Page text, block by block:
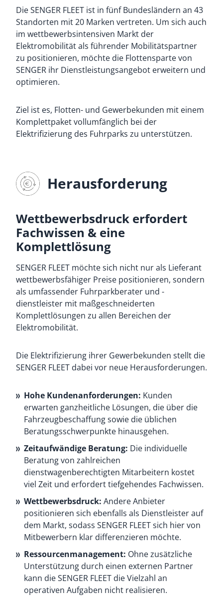
Die SENGER FLEET ist in fünf Bundesländern an 43
Standorten mit 20 Marken vertreten. Um sich auch
im wettbewerbsintensiven Markt der
Elektromobilität als führender Mobilitätspartner
zu positionieren, möchte die Flottensparte von
SENGER ihr Dienstleistungsangebot erweitern und
optimieren.
Ziel ist es, Flotten- und Gewerbekunden mit einem
Komplettpaket vollumfänglich bei der
Elektrifizierung des Fuhrparks zu unterstützen.
Herausforderung
Wettbewerbsdruck erfordert
Fachwissen & eine
Komplettlösung
SENGER FLEET möchte sich nicht nur als Lieferant
wettbewerbsfähiger Preise positionieren, sondern
als umfassender Fuhrparkberater und -
dienstleister mit maßgeschneiderten
Komplettlösungen zu allen Bereichen der
Elektromobilität.
Die Elektrifizierung ihrer Gewerbekunden stellt die
SENGER FLEET dabei vor neue Herausforderungen.
Hohe Kundenanforderungen: Kunden
erwarten ganzheitliche Lösungen, die über die
Fahrzeugbeschaffung sowie die üblichen
Beratungsschwerpunkte hinausgehen.
Zeitaufwändige Beratung: Die individuelle
Beratung von zahlreichen
dienstwagenberechtigten Mitarbeitern kostet
viel Zeit und erfordert tiefgehendes Fachwissen.
Wettbewerbsdruck: Andere Anbieter
positionieren sich ebenfalls als Dienstleister auf
dem Markt, sodass SENGER FLEET sich hier von
Mitbewerbern klar differenzieren möchte.
Ressourcenmanagement: Ohne zusätzliche
Unterstützung durch einen externen Partner
kann die SENGER FLEET die Vielzahl an
operativen Aufgaben nicht realisieren.